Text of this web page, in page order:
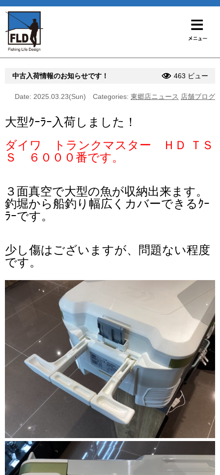
中古入荷情報のお知らせです！ 463 ビュー
Date: 2025.03.23(Sun) Categories: 東郷店ニュース 店舗ブログ
大型ｸｰﾗｰ入荷しました！
ダイワ トランクマスター ＨＤ ＴＳ
Ｓ ６０００番です。
３面真空で大型の魚が収納出来ます。
釣堀から船釣り幅広くカバーできるｸｰ
ﾗｰです。
少し傷はございますが、問題ない程度
です。